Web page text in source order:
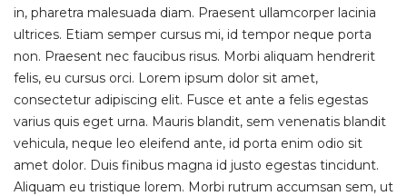
in, pharetra malesuada diam. Praesent ullamcorper lacinia
ultrices. Etiam semper cursus mi, id tempor neque porta
non. Praesent nec faucibus risus. Morbi aliquam hendrerit
felis, eu cursus orci. Lorem ipsum dolor sit amet,
consectetur adipiscing elit. Fusce et ante a felis egestas
varius quis eget urna. Mauris blandit, sem venenatis blandit
vehicula, neque leo eleifend ante, id porta enim odio sit
amet dolor. Duis finibus magna id justo egestas tincidunt.
Aliquam eu tristique lorem. Morbi rutrum accumsan sem, ut